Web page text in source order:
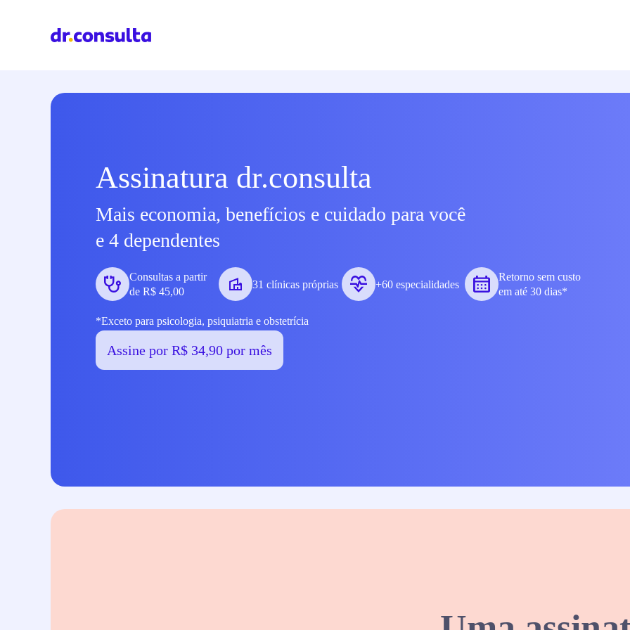
Assinatura dr.consulta
Mais economia, benefícios e cuidado para você
e 4 dependentes
Consultas a partir
de R$ 45,00
31 clínicas próprias +60 especialidades
Retorno sem custo
em até 30 dias*
*Exceto para psicologia, psiquiatria e obstetrícia
Assine por R$ 34,90 por mês